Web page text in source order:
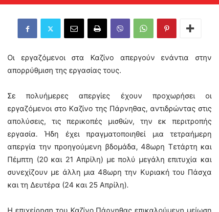
Οι εργαζόμενοι στα Καζίνο απεργούν ενάντια στην
απορρύθμιση της εργασίας τους.
Σε πολυήμερες απεργίες έχουν προχωρήσει οι
εργαζόμενοι στο Kαζίνο της Πάρνηθας, αντιδρώντας στις
απολύσεις, τις περικοπές μισθών, την εκ περιτροπής
εργασία. Ήδη έχει πραγματοποιηθεί μια τετραήμερη
απεργία την προηγούμενη βδομάδα, 48ωρη Τετάρτη και
Πέμπτη (20 και 21 Απρίλη) με πολύ μεγάλη επιτυχία και
συνεχίζουν με άλλη μια 48ωρη την Κυριακή του Πάσχα
και τη Δευτέρα (24 και 25 Απρίλη).